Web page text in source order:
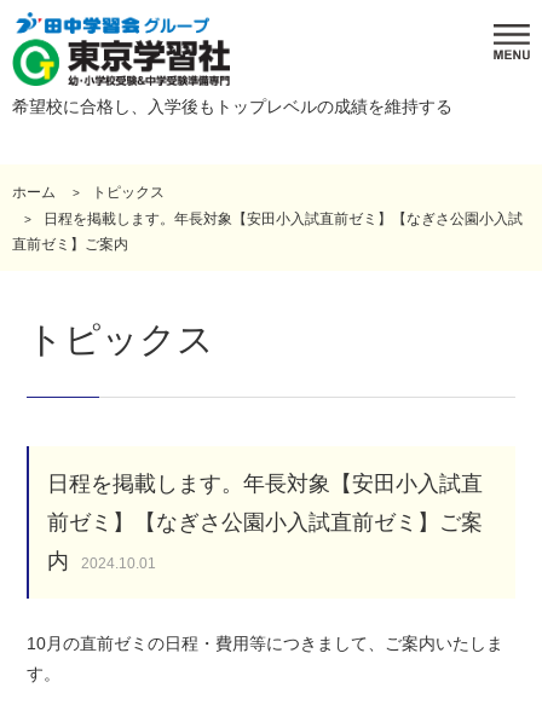
希望校に合格し、入学後もトップレベルの成績を維持する
ホーム
トピックス
日程を掲載します。年長対象【安田小入試直前ゼミ】【なぎさ公園小入試
直前ゼミ】ご案内
トピックス
日程を掲載します。年長対象【安田小入試直
前ゼミ】【なぎさ公園小入試直前ゼミ】ご案
内
2024.10.01
10月の直前ゼミの日程・費用等につきまして、ご案内いたしま
す。